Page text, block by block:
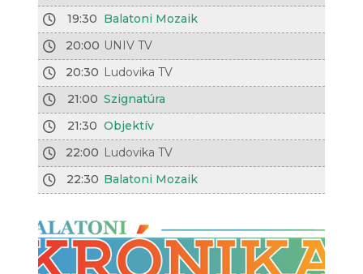
19:30 Balatoni Mozaik
20:00 UNIV TV
20:30 Ludovika TV
21:00 Szignatúra
21:30 Objektív
22:00 Ludovika TV
22:30 Balatoni Mozaik